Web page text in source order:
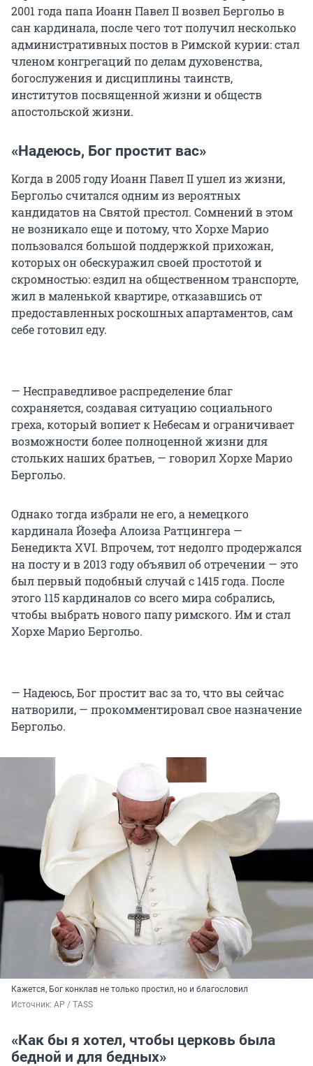
2001 года папа ИоаннПавел IIвозвел Бергольо в
сан кардинала, после чего тот получил несколько
административных постов в Римской курии: стал
членом конгрегаций по делам духовенства,
богослужения и дисциплины таинств,
институтов посвященной жизни и обществ
апостольской жизни.
«Надеюсь, Бог простит вас»
Когда в 2005 году Иоанн Павел II ушел из жизни,
Бергольо считался одним из вероятных
кандидатов на Святой престол. Сомнений в этом
не возникало еще и потому, что Хорхе Марио
пользовался большой поддержкой прихожан,
которых он обескуражил своей простотой и
скромностью: ездил на общественном транспорте,
жил в маленькой квартире, отказавшись от
предоставленных роскошных апартаментов, сам
себе готовил еду.
— Несправедливое распределение благ
сохраняется, создавая ситуацию социального
греха, который вопиет к Небесам и ограничивает
возможности более полноценной жизни для
стольких наших братьев, — говорил Хорхе Марио
Бергольо.
Однако тогда избрали не его, а немецкого
кардинала Йозефа Алоиза Ратцингера —
Бенедикта XVI. Впрочем, тот недолго продержался
на посту ив 2013 годуобъявил об отречении — это
был первый подобный случайс 1415 года. После
этого 115 кардиналовсо всего мира собрались,
чтобы выбрать нового папу римского. Им и стал
Хорхе Марио Бергольо.
— Надеюсь, Бог простит вас за то, что вы сейчас
натворили, — прокомментировал свое назначение
Бергольо.
Кажется, Бог конклав не только простил, но и благословил
Источник: AP / TASS
«Как бы я хотел, чтобы церковь была
бедной и для бедных»